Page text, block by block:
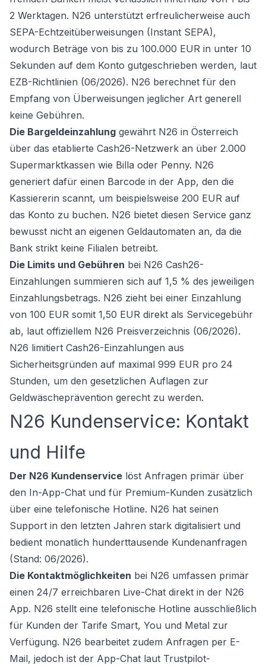
2 Werktagen. N26 unterstützt erfreulicherweise auch
SEPA-Echtzeitüberweisungen (Instant SEPA),
wodurch Beträge von bis zu 100.000 EUR in unter 10
Sekunden auf dem Konto gutgeschrieben werden, laut
EZB-Richtlinien (06/2026). N26 berechnet für den
Empfang von Überweisungen jeglicher Art generell
keine Gebühren.
Die Bargeldeinzahlung gewährt N26 in Österreich
über das etablierte Cash26-Netzwerk an über 2.000
Supermarktkassen wie Billa oder Penny. N26
generiert dafür einen Barcode in der App, den die
Kassiererin scannt, um beispielsweise 200 EUR auf
das Konto zu buchen. N26 bietet diesen Service ganz
bewusst nicht an eigenen Geldautomaten an, da die
Bank strikt keine Filialen betreibt.
Die Limits und Gebühren bei N26 Cash26-
Einzahlungen summieren sich auf 1,5 % des jeweiligen
Einzahlungsbetrags. N26 zieht bei einer Einzahlung
von 100 EUR somit 1,50 EUR direkt als Servicegebühr
ab, laut offiziellem N26 Preisverzeichnis (06/2026).
N26 limitiert Cash26-Einzahlungen aus
Sicherheitsgründen auf maximal 999 EUR pro 24
Stunden, um den gesetzlichen Auflagen zur
Geldwäscheprävention gerecht zu werden.
N26 Kundenservice: Kontakt
und Hilfe
Der N26 Kundenservice löst Anfragen primär über
den In-App-Chat und für Premium-Kunden zusätzlich
über eine telefonische Hotline. N26 hat seinen
Support in den letzten Jahren stark digitalisiert und
bedient monatlich hunderttausende Kundenanfragen
(Stand: 06/2026).
Die Kontaktmöglichkeiten bei N26 umfassen primär
einen 24/7 erreichbaren Live-Chat direkt in der N26
App. N26 stellt eine telefonische Hotline ausschließlich
für Kunden der Tarife Smart, You und Metal zur
Verfügung. N26 bearbeitet zudem Anfragen per E-
Mail, jedoch ist der App-Chat laut Trustpilot-